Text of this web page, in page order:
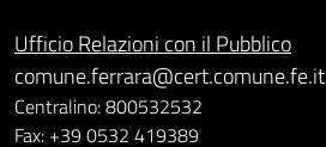
Ufficio Relazioni con il Pubblico
comune.ferrara@cert.comune.fe.it
Centralino: 800532532
Fax: +39 0532 419389